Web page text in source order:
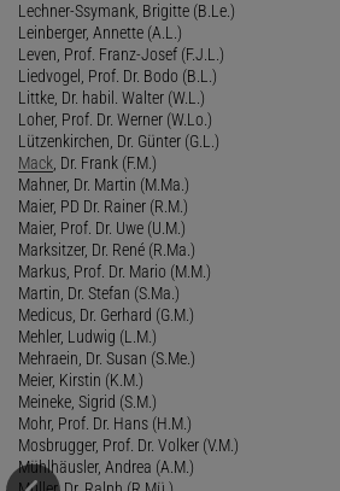
Lechner-Ssymank, Brigitte (B.Le.)
Leinberger, Annette (A.L.)
Leven, Prof. Franz-Josef (F.J.L.)
Liedvogel, Prof. Dr. Bodo (B.L.)
Littke, Dr. habil. Walter (W.L.)
Loher, Prof. Dr. Werner (W.Lo.)
Lützenkirchen, Dr. Günter (G.L.)
Mack , Dr. Frank (F.M.)
Mahner, Dr. Martin (M.Ma.)
Maier, PD Dr. Rainer (R.M.)
Maier, Prof. Dr. Uwe (U.M.)
Marksitzer, Dr. René (R.Ma.)
Markus, Prof. Dr. Mario (M.M.)
Martin, Dr. Stefan (S.Ma.)
Medicus, Dr. Gerhard (G.M.)
Mehler, Ludwig (L.M.)
Mehraein, Dr. Susan (S.Me.)
Meier, Kirstin (K.M.)
Meineke, Sigrid (S.M.)
Mohr, Prof. Dr. Hans (H.M.)
Mosbrugger, Prof. Dr. Volker (V.M.)
Mühlhäusler, Andrea (A.M.)